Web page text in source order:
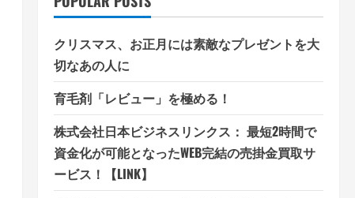
クリスマス、お正月には素敵なプレゼントを大
切なあの人に
育毛剤「レビュー」を極める！
株式会社日本ビジネスリンクス： 最短2時間で
資金化が可能となったWEB完結の売掛金買取サ
ービス！【LINK】